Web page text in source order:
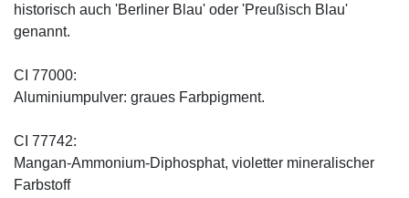
historisch auch 'Berliner Blau' oder 'Preußisch Blau'
genannt.
CI 77000:
Aluminiumpulver: graues Farbpigment.
CI 77742:
Mangan-Ammonium-Diphosphat, violetter mineralischer
Farbstoff